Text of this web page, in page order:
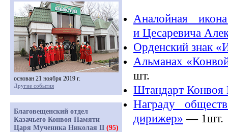
Аналойная икона
и Цесаревича
Орденский знак
Альманах
шт.
Штандарт Конвоя
Награду
дирижер» — 1шт.
основан 21 ноября 2019 г.
Другие события
Благовещенский отдел
Казачьего Конвоя Памяти
Царя Мученика Николая II (95)